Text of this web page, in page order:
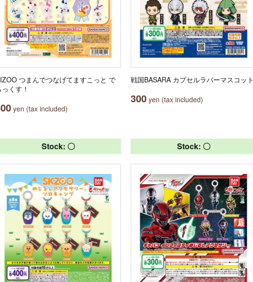
つまんでつなげてますこっと で
っくす！
yen (tax included)
戦国BASARA カプセルラバーマスコット
300 yen (tax included)
Stock: 〇 Stock: 〇